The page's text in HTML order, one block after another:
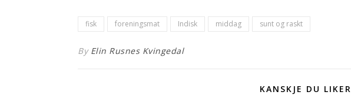
fisk foreningsmat Indisk middag sunt og raskt
By Elin Rusnes Kvingedal
KANSKJE DU LIKER